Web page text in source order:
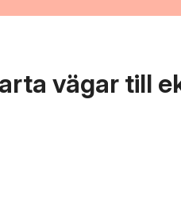
vägar till